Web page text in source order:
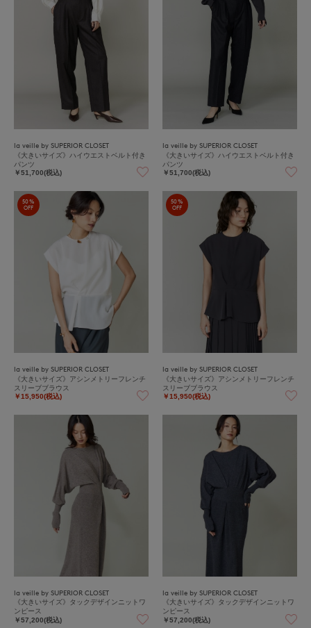
la veille by SUPERIOR CLOSET
《大きいサイズ》ハイウエストベルト付き
パンツ
￥51,700(税込)
la veille by SUPERIOR CLOSET
《大きいサイズ》ハイウエストベルト付き
パンツ
￥51,700(税込)
50%
OFF
la veille by SUPERIOR CLOSET
《大きいサイズ》アシンメトリーフレンチ
スリーブブラウス
￥15,950(税込)
50%
OFF
la veille by SUPERIOR CLOSET
《大きいサイズ》アシンメトリーフレンチ
スリーブブラウス
￥15,950(税込)
la veille by SUPERIOR CLOSET
《大きいサイズ》タックデザインニットワ
ンピース
￥57,200(税込)
la veille by SUPERIOR CLOSET
《大きいサイズ》タックデザインニットワ
ンピース
￥57,200(税込)